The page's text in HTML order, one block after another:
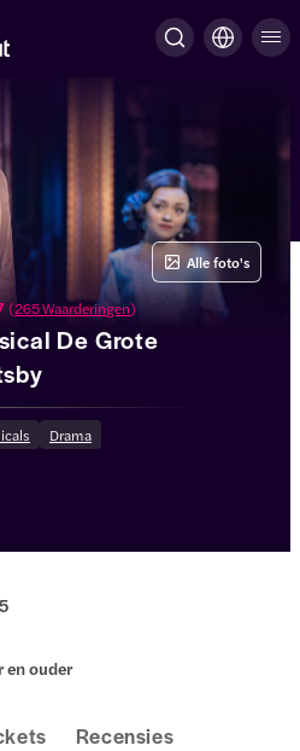
(265 Waarderingen)
De Grote
Drama
Alle foto's
en ouder
Recensies